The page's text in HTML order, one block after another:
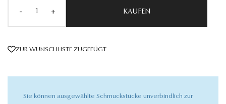
- + KAUFEN
ZUR WUNSCHLISTE ZUGEFÜGT
Sie können ausgewählte Schmuckstücke unverbindlich zur